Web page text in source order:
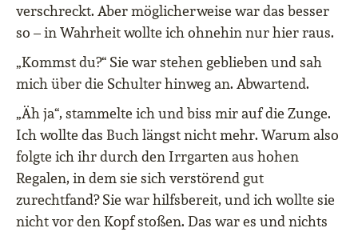
verschreckt. Aber möglicherweise war das besser
so – in Wahrheit wollte ich ohnehin nur hier raus.
„Kommst du?“ Sie war stehen geblieben und sah
mich über die Schulter hinweg an. Abwartend.
„Äh ja“, stammelte ich und biss mir auf die Zunge.
Ich wollte das Buch längst nicht mehr. Warum also
folgte ich ihr durch den Irrgarten aus hohen
Regalen, in dem sie sich verstörend gut
zurechtfand? Sie war hilfsbereit, und ich wollte sie
nicht vor den Kopf stoßen. Das war es und nichts